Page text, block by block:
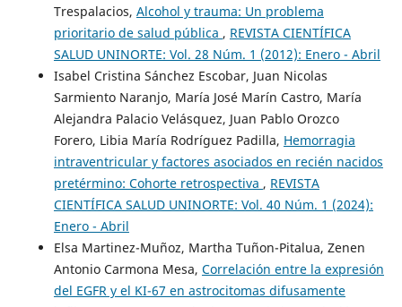
Trespalacios, Alcohol y trauma: Un problema
prioritario de salud pública , REVISTA CIENTÍFICA
SALUD UNINORTE: Vol. 28 Núm. 1 (2012): Enero - Abril
Isabel Cristina Sánchez Escobar, Juan Nicolas
Sarmiento Naranjo, María José Marín Castro, María
Alejandra Palacio Velásquez, Juan Pablo Orozco
Forero, Libia María Rodríguez Padilla, Hemorragia
intraventricular y factores asociados en recién nacidos
pretérmino: Cohorte retrospectiva , REVISTA
CIENTÍFICA SALUD UNINORTE: Vol. 40 Núm. 1 (2024):
Enero - Abril
Elsa Martinez-Muñoz, Martha Tuñon-Pitalua, Zenen
Antonio Carmona Mesa, Correlación entre la expresión
del EGFR y el KI-67 en astrocitomas difusamente